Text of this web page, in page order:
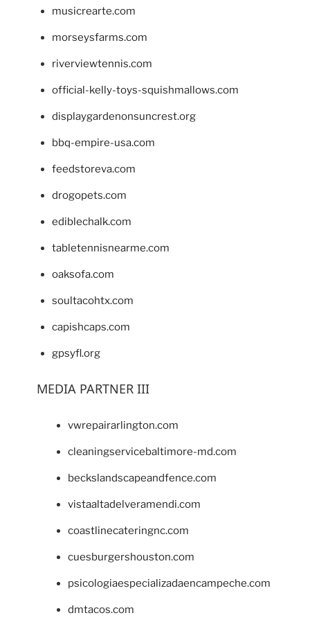
musicrearte.com
morseysfarms.com
riverviewtennis.com
official-kelly-toys-squishmallows.com
displaygardenonsuncrest.org
bbq-empire-usa.com
feedstoreva.com
drogopets.com
ediblechalk.com
tabletennisnearme.com
oaksofa.com
soultacohtx.com
capishcaps.com
gpsyfl.org
MEDIA PARTNER III
vwrepairarlington.com
cleaningservicebaltimore-md.com
beckslandscapeandfence.com
vistaaltadelveramendi.com
coastlinecateringnc.com
cuesburgershouston.com
psicologiaespecializadaencampeche.com
dmtacos.com